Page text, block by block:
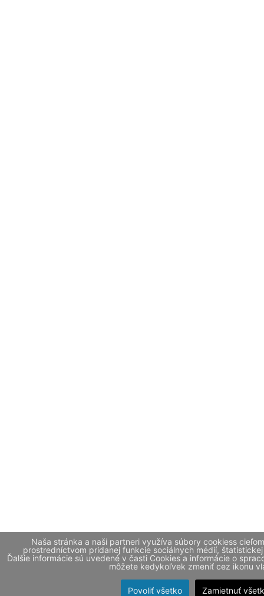
Naša stránka a naši partneri využíva súbory cookiess
prostredníctvom pridanej funkcie sociálnych médií,
Ďalšie informácie sú uvedené v časti Cookies a informácie o
môžete kedykoľvek zmeniť cez ikonu
Povoliť všetko Zamietnuť